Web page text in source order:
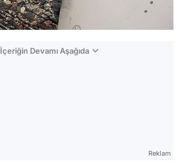
İçeriğin Devamı Aşağıda
Reklam